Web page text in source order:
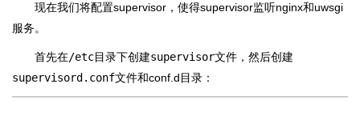
现在我们将配置supervisor，使得supervisor监听nginx和uwsgi
服务。
首先在/etc目录下创建supervisor文件，然后创建
supervisord.conf文件和conf.d目录：